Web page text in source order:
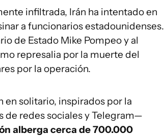
infiltrada, Irán ha intentado en
a funcionarios estadounidenses.
de Estado Mike Pompeo y al
represalia por la muerte del
por la operación.
en solitario, inspirados por la
redes sociales y Telegram—
alberga cerca de 700.000